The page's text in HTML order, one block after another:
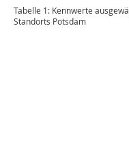
Tabelle 1: Kennwerte
Standorts Potsdam